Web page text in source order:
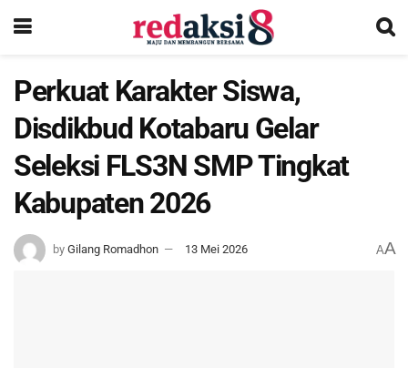
Perkuat Karakter Siswa,
Disdikbud Kotabaru Gelar
Seleksi FLS3N SMP Tingkat
Kabupaten 2026
by Gilang Romadhon 13 Mei 2026 AA